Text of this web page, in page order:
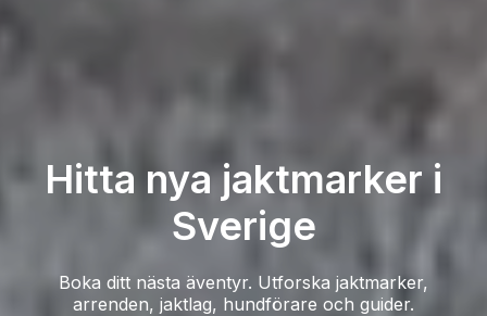
Hitta nya jaktmarker i
Sverige
Boka ditt nästa äventyr. Utforska jaktmarker,
arrenden, jaktlag, hundförare och guider.